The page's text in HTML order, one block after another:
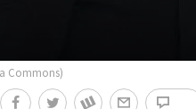
Commons)